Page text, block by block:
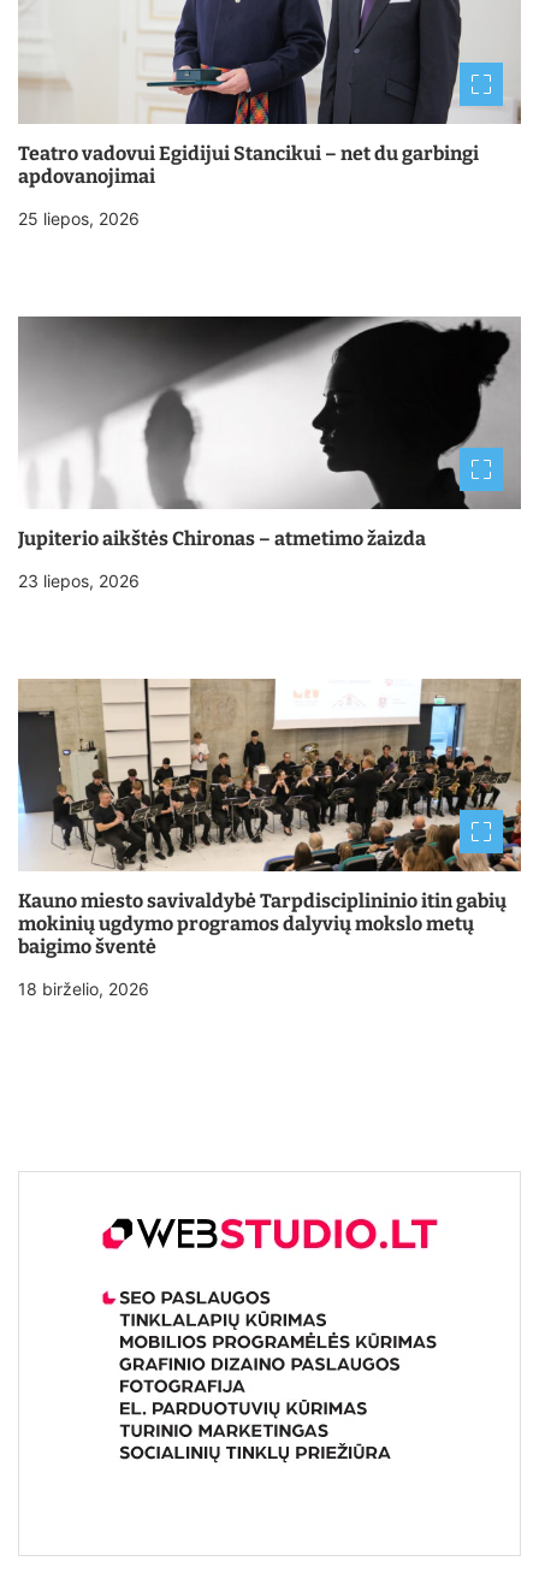
Teatro vadovui Egidijui Stancikui – net du garbingi
apdovanojimai
25 liepos, 2026
Jupiterio aikštės Chironas – atmetimo žaizda
23 liepos, 2026
Kauno miesto savivaldybė Tarpdisciplininio itin gabių
mokinių ugdymo programos dalyvių mokslo metų
baigimo šventė
18 birželio, 2026